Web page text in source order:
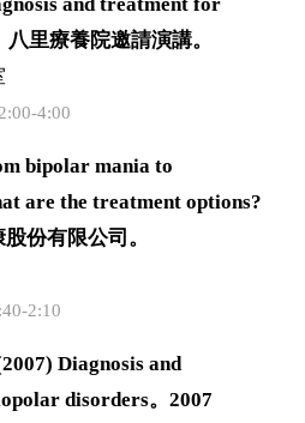
里療養院邀請演講。
4:00
bipolar mania to
are the treatment options?
份有限公司。
2:10
Diagnosis and
disorders。2007